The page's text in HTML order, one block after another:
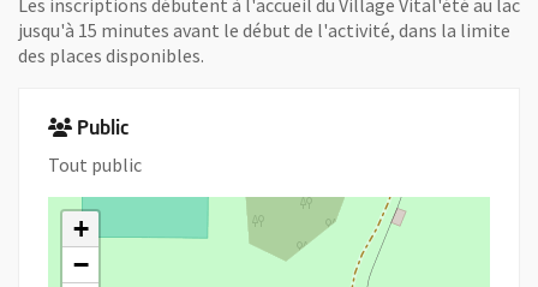
Les inscriptions débutent à l'accueil du Village Vital'été au lac
jusqu'à 15 minutes avant le début de l'activité, dans la limite
des places disponibles.
Public
Tout public
+
−